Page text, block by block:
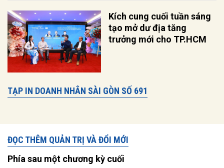
Kích cung cuối tuần sáng
tạo mở dư địa tăng
trưởng mới cho TP.HCM
TẠP IN DOANH NHÂN SÀI GÒN SỐ 691
ĐỌC THÊM QUẢN TRỊ VÀ ĐỔI MỚI
Phía sau một chương kỳ cuối